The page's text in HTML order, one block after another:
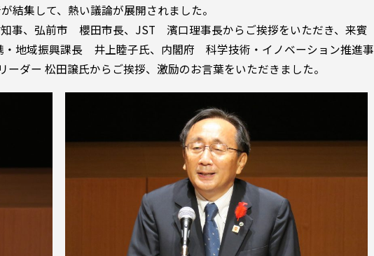
結集して、熱い議論が展開されました。
事、弘前市 櫻田市長、JST 濱口理事長からご挨拶をいただき、来賓
地域振興課長 井上睦子氏、内閣府 科学技術・イノベーション推進事
ダー 松田譲氏からご挨拶、激励のお言葉をいただきました。